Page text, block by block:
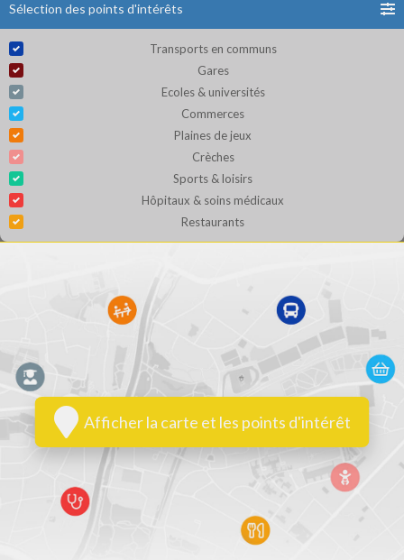
Sélection des points d'intérêts
Transports en communs
Gares
Ecoles & universités
Commerces
Plaines de jeux
Crèches
Sports & loisirs
Hôpitaux & soins médicaux
Restaurants
Afficher la carte et les points d'intérêt